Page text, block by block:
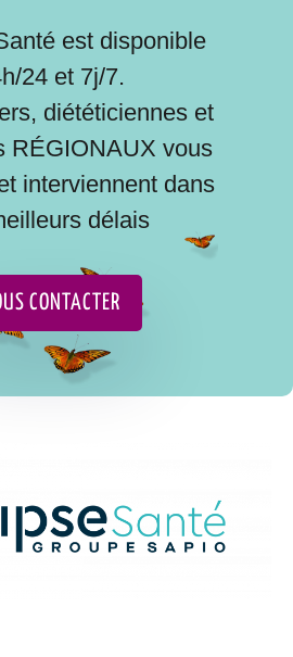
est disponible
24 et 7j/7.
diététiciennes et
RÉGIONAUX vous
interviennent dans
délais
CONTACTER